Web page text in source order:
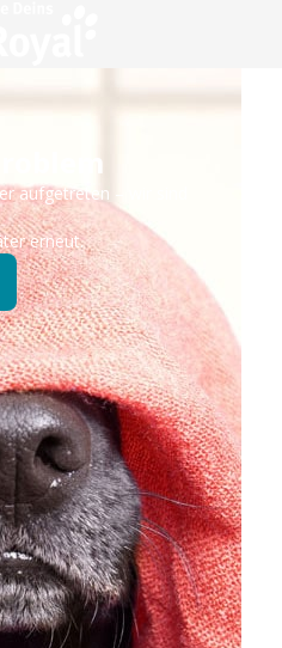
aufgetreten – wir sind
erneut.